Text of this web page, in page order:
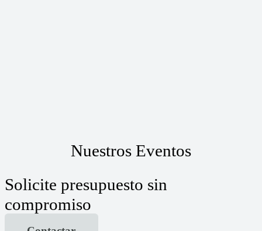
Nuestros Eventos
Solicite presupuesto sin
compromiso